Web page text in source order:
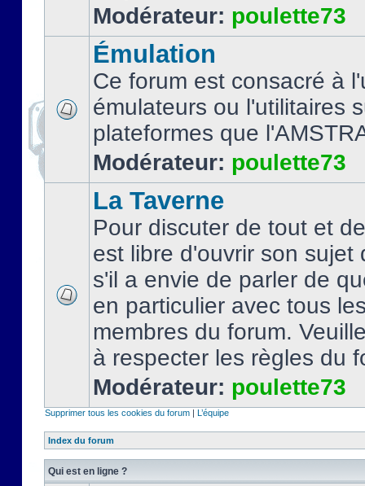
Modérateur: poulette73
Émulation
Ce forum est consacré à
émulateurs ou l'utilitaires
plateformes que
Modérateur: poulette73
La Taverne
Pour discuter de tout et
est libre d'ouvrir son sujet
s'il a envie de parler de
en particulier avec tous
membres du forum.
à respecter les règles du
Modérateur: poulette73
Supprimer tous les cookies du forum | L’équipe
Index du forum
Qui est en ligne ?